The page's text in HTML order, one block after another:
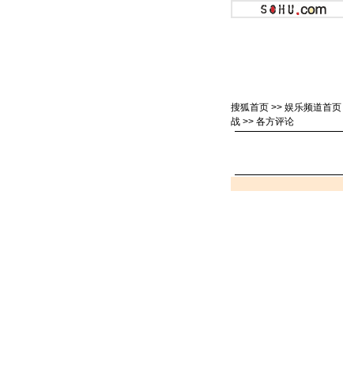
搜狐首页 >> 娱乐频道首页
战 >> 各方评论